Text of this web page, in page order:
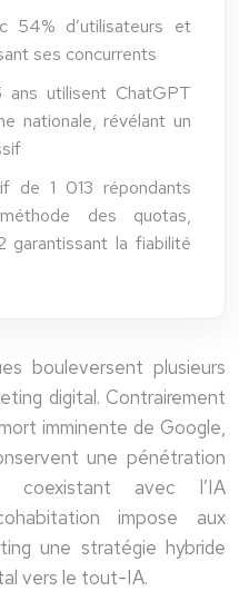
54% d’utilisateurs et
ses concurrents
utilisent ChatGPT
nationale, révélant un
de 1 013 répondants
des quotas,
garantissant la fiabilité
bouleversent plusieurs
digital. Contrairement
imminente de Google,
une pénétration
coexistant avec l’IA
impose aux
une stratégie hybride
vers le tout-IA.